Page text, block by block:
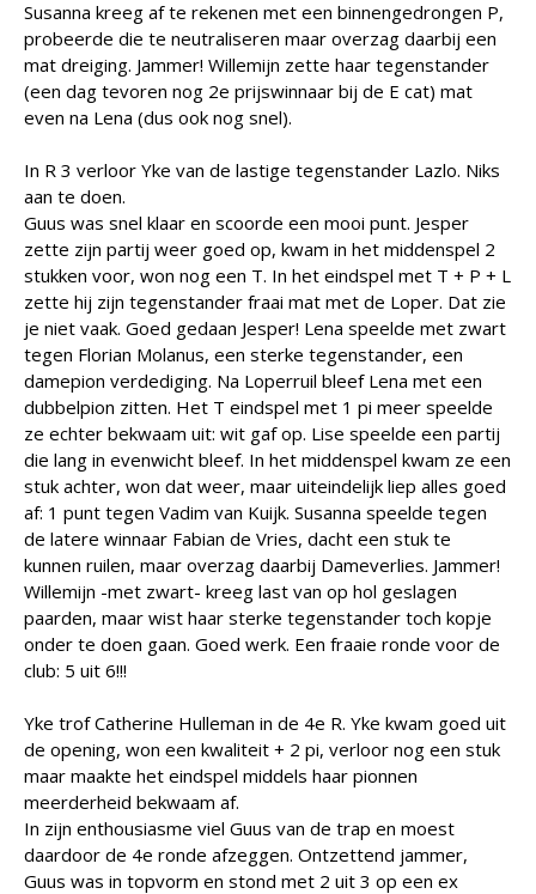
Susanna kreeg af te rekenen met een binnengedrongen P,
probeerde die te neutraliseren maar overzag daarbij een
mat dreiging. Jammer! Willemijn zette haar tegenstander
(een dag tevoren nog 2e prijswinnaar bij de E cat) mat
even na Lena (dus ook nog snel).
In R 3 verloor Yke van de lastige tegenstander Lazlo. Niks
aan te doen.
Guus was snel klaar en scoorde een mooi punt. Jesper
zette zijn partij weer goed op, kwam in het middenspel 2
stukken voor, won nog een T. In het eindspel met T + P + L
zette hij zijn tegenstander fraai mat met de Loper. Dat zie
je niet vaak. Goed gedaan Jesper! Lena speelde met zwart
tegen Florian Molanus, een sterke tegenstander, een
damepion verdediging. Na Loperruil bleef Lena met een
dubbelpion zitten. Het T eindspel met 1 pi meer speelde
ze echter bekwaam uit: wit gaf op. Lise speelde een partij
die lang in evenwicht bleef. In het middenspel kwam ze een
stuk achter, won dat weer, maar uiteindelijk liep alles goed
af: 1 punt tegen Vadim van Kuijk. Susanna speelde tegen
de latere winnaar Fabian de Vries, dacht een stuk te
kunnen ruilen, maar overzag daarbij Dameverlies. Jammer!
Willemijn -met zwart- kreeg last van op hol geslagen
paarden, maar wist haar sterke tegenstander toch kopje
onder te doen gaan. Goed werk. Een fraaie ronde voor de
club: 5 uit 6!!!
Yke trof Catherine Hulleman in de 4e R. Yke kwam goed uit
de opening, won een kwaliteit + 2 pi, verloor nog een stuk
maar maakte het eindspel middels haar pionnen
meerderheid bekwaam af.
In zijn enthousiasme viel Guus van de trap en moest
daardoor de 4e ronde afzeggen. Ontzettend jammer,
Guus was in topvorm en stond met 2 uit 3 op een ex